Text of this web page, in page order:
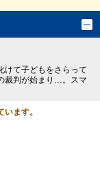
けて子どもをさらって
裁判が始まり…。スマ
ます。